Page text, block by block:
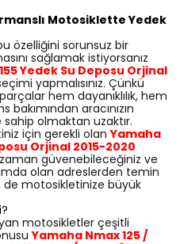
Motosiklette Yedek
özelliğini sorunsuz bir
sağlamak istiyorsanız
Yedek Su Deposu Orjinal
yapmalısınız. Çünkü
hem dayanıklılık, hem
aracınızın
sahip olmaktan uzaktır.
için gerekli olanYamaha
Orjinal 2015-2020
güvenebileceğiniz ve
olan adreslerden temin
motosikletinize büyük
motosikletler çeşitli
Yamaha Nmax 125 /